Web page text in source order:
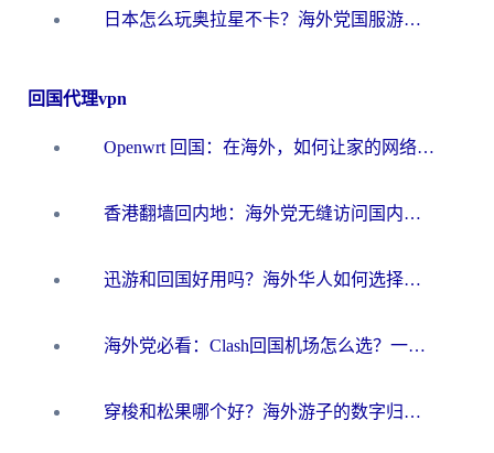
日本怎么玩奥拉星不卡？海外党国服游戏加速器选择全攻略
回国代理vpn
Openwrt 回国：在海外，如何让家的网络触手可及
香港翻墙回内地：海外党无缝访问国内资源的加速器选择全攻略
迅游和回国好用吗？海外华人如何选择靠谱的回国加速器
海外党必看：Clash回国机场怎么选？一篇搞定无缝访问国内资源的全攻略
穿梭和松果哪个好？海外游子的数字归乡路，到底该怎么选